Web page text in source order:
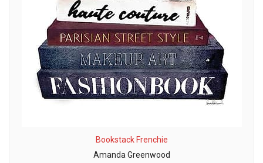
Bookstack Frenchie
Amanda Greenwood